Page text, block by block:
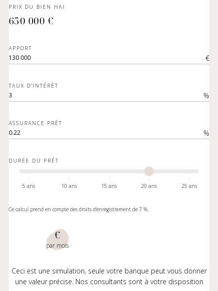
PRIX DU BIEN HAI
650 000 €
APPORT
€
TAUX D'INTÉRÊT
%
ASSURANCE PRÊT
%
DURÉE DU PRÊT
5 ans 10 ans 15 ans 20 ans 25 ans
Ce calcul prend en compte des droits d'enregistrement de 7 %.
€
par mois
Ceci est une simulation, seule votre banque peut vous donner
une valeur précise. Nos consultants sont à votre disposition